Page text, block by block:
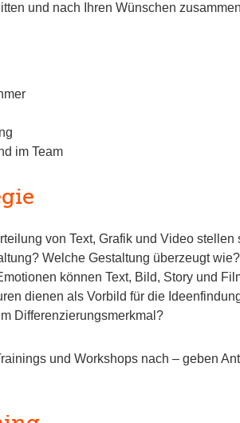
und nach Ihren Wünschen
im Team
von Text, Grafik und Video
Welche Gestaltung überzeugt
können Text, Bild, Story und
dienen als Vorbild für die
Differenzierungsmerkmal?
und Workshops nach – geben